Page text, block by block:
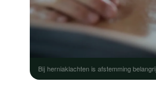
Bij herniaklachten is afstemming